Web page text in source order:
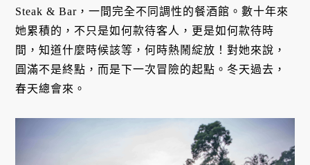
Steak & Bar，一間完全不同調性的餐酒館。數十年來
她累積的，不只是如何款待客人，更是如何款待時
間，知道什麼時候該等，何時熱鬧綻放！對她來說，
圓滿不是終點，而是下一次冒險的起點。冬天過去，
春天總會來。